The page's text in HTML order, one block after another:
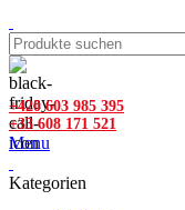
+420 603 985 395
+33 608 171 521
Menu
Kategorien